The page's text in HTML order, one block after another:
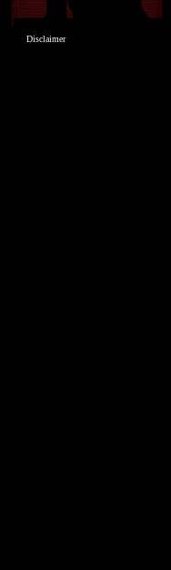
Disclaimer